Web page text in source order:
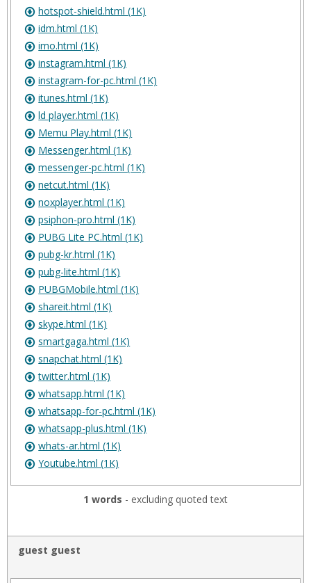
hotspot-shield.html (1K)
idm.html (1K)
imo.html (1K)
instagram.html (1K)
instagram-for-pc.html (1K)
itunes.html (1K)
ld player.html (1K)
Memu Play.html (1K)
Messenger.html (1K)
messenger-pc.html (1K)
netcut.html (1K)
noxplayer.html (1K)
psiphon-pro.html (1K)
PUBG Lite PC.html (1K)
pubg-kr.html (1K)
pubg-lite.html (1K)
PUBGMobile.html (1K)
shareit.html (1K)
skype.html (1K)
smartgaga.html (1K)
snapchat.html (1K)
twitter.html (1K)
whatsapp.html (1K)
whatsapp-for-pc.html (1K)
whatsapp-plus.html (1K)
whats-ar.html (1K)
Youtube.html (1K)
1 words - excluding quoted text
guest guest